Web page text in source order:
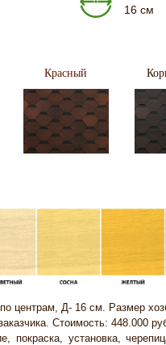
16 см
Красный
центрам, Д- 16 см. Размер
Стоимость: 448.000
покраска, установка,